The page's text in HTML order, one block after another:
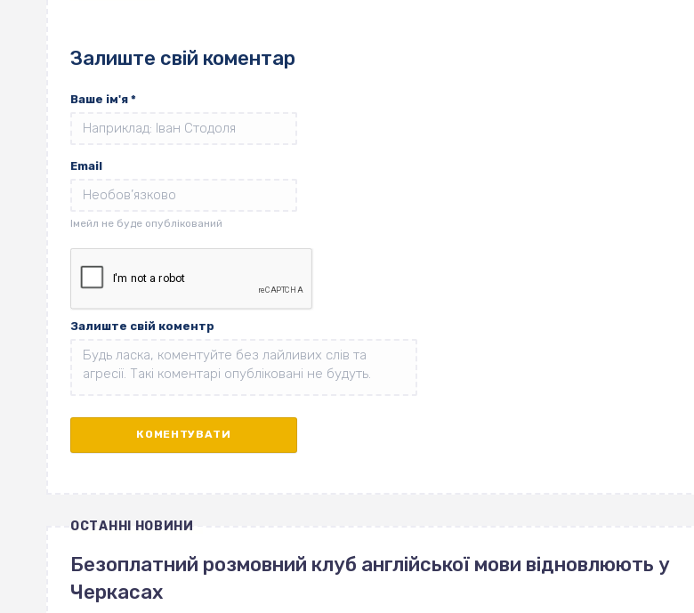
Залиште свій коментар
Ваше ім'я *
Email
Залиште свій коментр
ОСТАННІ НОВИНИ
Безоплатний розмовний клуб англійської мови відновлюють у
Черкасах